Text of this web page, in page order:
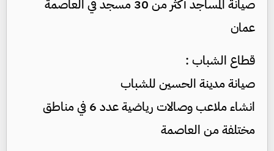
صيانة المساجد أكثر من 30 مسجد في العاصمة
عمان
قطاع الشباب :
صيانة مدينة الحسين للشباب
انشاء ملاعب وصالات رياضية عدد 6 في مناطق
مختلفة من العاصمة